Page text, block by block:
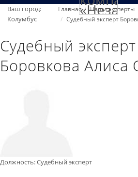
Ваш город:
Колумбус
Главная
Наши эксперты
Судебный эксперт
Судебный эксперт
Боровкова Алиса
Должность:Судебный эксперт